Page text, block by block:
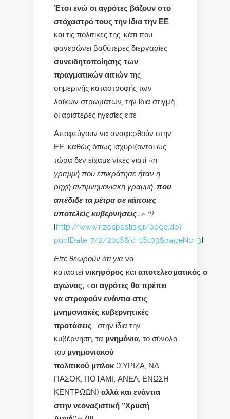
Έτσι ενώ οι αγρότες βάζουν στο
στόχαστρό τους την ίδια την ΕΕ
και τις πολιτικές της, κάτι που
φανερώνει βαθύτερες διεργασίες
συνειδητοποίησης των
πραγματικών αιτιών της
σημερινής καταστροφής των
λαϊκών στρωμάτων, την ίδια στιγμή
οι αριστερές ηγεσίες είτε
Αποφεύγουν να αναφερθούν στην
ΕΕ, καθώς όπως ισχυρίζονται ως
τώρα δεν είχαμε νίκες γιατί «η
γραμμή που επικράτησε ήταν η
ρηχή αντιμνημονιακή γραμμή, που
απέδιδε τα μέτρα σε κάποιες
υποτελείς κυβερνήσεις…» (!)
[http://www.rizospastis.gr/page.do?
publDate=7/2/2016&id=16103&pageNo=3]
Είτε θεωρούν ότι για να
καταστεί νικηφόρος και αποτελεσματικός ο
αγώνας, «οι αγρότες θα πρέπει
να στραφούν ενάντια στις
μνημονιακές κυβερνητικές
προτάσεις …στην ίδια την
κυβέρνηση, τα μνημόνια, το σύνολο
του μνημονιακού
πολιτικού μπλοκ (ΣΥΡΙΖΑ, ΝΔ,
ΠΑΣΟΚ, ΠΟΤΑΜΙ, ΑΝΕΛ, ΕΝΩΣΗ
ΚΕΝΤΡΩΩΝ) αλλά και ενάντια
στην νεοναζιστική ”Χρυσή